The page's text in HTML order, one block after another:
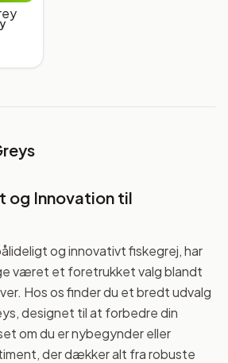
og Innovation til
og innovativt fiskegrej, har
været et foretrukket valg blandt
Hos os finder du et bredt udvalg
designet til at forbedre din
om du er nybegynder eller
der dækker alt fra robuste